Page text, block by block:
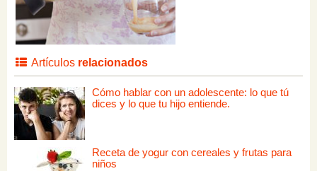
Artículos relacionados
Cómo hablar con un adolescente: lo que tú
dices y lo que tu hijo entiende.
Receta de yogur con cereales y frutas para
niños